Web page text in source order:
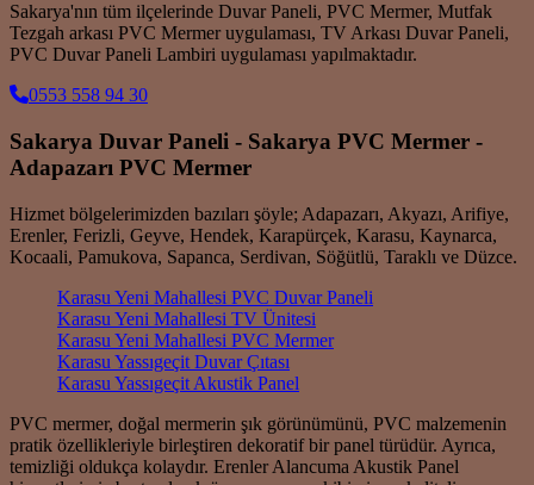
Sakarya'nın tüm ilçelerinde Duvar Paneli, PVC Mermer, Mutfak
Tezgah arkası PVC Mermer uygulaması, TV Arkası Duvar Paneli,
PVC Duvar Paneli Lambiri uygulaması yapılmaktadır.
0553 558 94 30
Sakarya Duvar Paneli - Sakarya PVC Mermer -
Adapazarı PVC Mermer
Hizmet bölgelerimizden bazıları şöyle; Adapazarı, Akyazı, Arifiye,
Erenler, Ferizli, Geyve, Hendek, Karapürçek, Karasu, Kaynarca,
Kocaali, Pamukova, Sapanca, Serdivan, Söğütlü, Taraklı ve Düzce.
Karasu Yeni Mahallesi PVC Duvar Paneli
Karasu Yeni Mahallesi TV Ünitesi
Karasu Yeni Mahallesi PVC Mermer
Karasu Yassıgeçit Duvar Çıtası
Karasu Yassıgeçit Akustik Panel
PVC mermer, doğal mermerin şık görünümünü, PVC malzemenin
pratik özellikleriyle birleştiren dekoratif bir panel türüdür. Ayrıca,
temizliği oldukça kolaydır. Erenler Alancuma Akustik Panel